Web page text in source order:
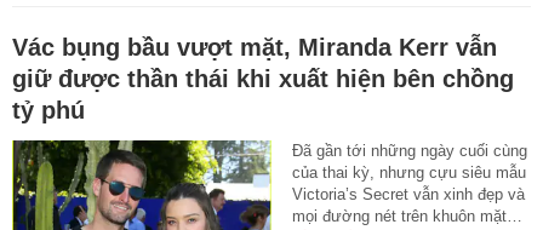
Vác bụng bầu vượt mặt, Miranda Kerr vẫn
giữ được thần thái khi xuất hiện bên chồng
tỷ phú
Đã gần tới những ngày cuối cùng
của thai kỳ, nhưng cựu siêu mẫu
Victoria’s Secret vẫn xinh đẹp và
mọi đường nét trên khuôn mặt…